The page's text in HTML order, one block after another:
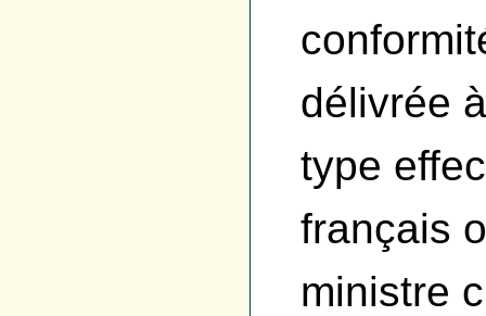
délivrée
type
français
ministre